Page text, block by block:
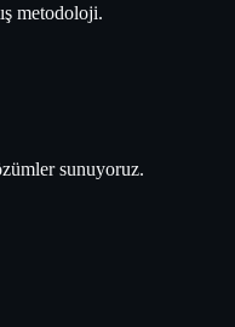
metodoloji.
sunuyoruz.